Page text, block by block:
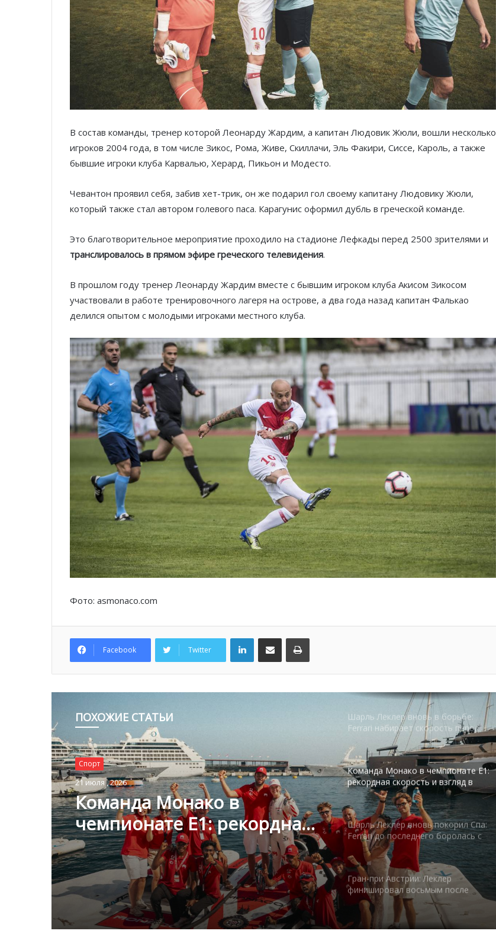
В состав команды, тренер которой Леонарду Жардим, а капитан Людовик Жюли, вошли несколько
игроков 2004 года, в том числе Зикос, Рома, Живе, Скиллачи, Эль Факири, Сиссе, Кароль, а также
бывшие игроки клуба Карвалью, Херард, Пикьон и Модесто.
Чевантон проявил себя, забив хет-трик, он же подарил гол своему капитану Людовику Жюли,
который также стал автором голевого паса. Карагунис оформил дубль в греческой команде.
Это благотворительное мероприятие проходило на стадионе Лефкады перед 2500 зрителями и
транслировалось в прямом эфире греческого телевидения.
В прошлом году тренер Леонарду Жардим вместе с бывшим игроком клуба Акисом Зикосом
участвовали в работе тренировочного лагеря на острове, а два года назад капитан Фалькао
делился опытом с молодыми игроками местного клуба.
Фото: asmonaco.com
Facebook Twitter
LinkedInПоделиться по электронной почте Распечатать
ПОХОЖИЕ СТАТЬИ
Спорт
21 июля , 2026
Команда Монако в
чемпионате E1: рекордная
скорость и взгляд в
будущее
От Монте-Карло к Гран-при
Барселоны: неделя, изменившая
Ferrari
Гламур, скорость и драма: чем
запомнился Гран-при Монако
благотворительность: как Монако
Шарль Леклер вновь в борьбе:
Ferrari набирает скорость перед
Команда Монако в чемпионате E1:
рекордная скорость и взгляд в
будущее
Шарль Леклер вновь покорил Спа:
Ferrari до последнего боролась с
Mercedes
Гран-при Австрии: Леклер
финишировал восьмым после
блестящей квалификации